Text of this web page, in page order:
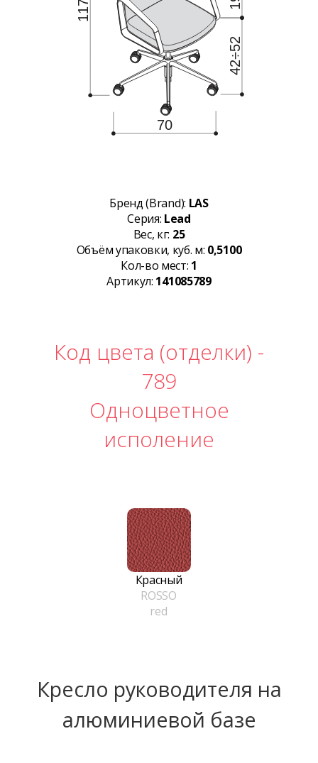
Бренд (Brand): LAS
Серия: Lead
Вес, кг: 25
Объём упаковки, куб. м: 0,5100
Кол-во мест: 1
Артикул: 141085789
Код цвета (отделки) -
789
Одноцветное
исполение
Красный
ROSSO
red
Кресло руководителя на
алюминиевой базе